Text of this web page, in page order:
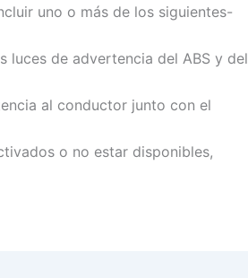
uno o más de los siguientes-
luces de advertencia del ABS y del
al conductor junto con el
o no estar disponibles,